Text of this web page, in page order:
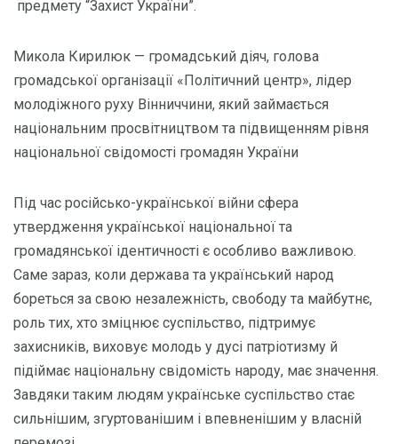
предмету “Захист України”.
Микола Кирилюк — громадський діяч, голова
громадської організації «Політичний центр», лідер
молодіжного руху Вінниччини, який займається
національним просвітництвом та підвищенням рівня
національної свідомості громадян України
Під час російсько-української війни сфера
утвердження української національної та
громадянської ідентичності є особливо важливою.
Саме зараз, коли держава та український народ
бореться за свою незалежність, свободу та майбутнє,
роль тих, хто зміцнює суспільство, підтримує
захисників, виховує молодь у дусі патріотизму й
підіймає національну свідомість народу, має значення.
Завдяки таким людям українське суспільство стає
сильнішим, згуртованішим і впевненішим у власній